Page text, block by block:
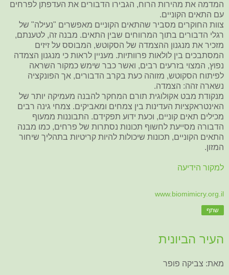
המדמה את מהירות הרוח, הגבירו הדבורים את העדפתן לפרחים
עם התאים הקוניים.
צוות החוקרים מסביר שהתאים הקוניים מאפשרים "נעילה" של
רגלי הדבורים בתוך המרווחים שבין התאים. מבנה זה, לטענתם,
מזכיר את מנגנון ההצמדה של הסקוטש, המבוסס על זיזים
המסתבכים בין לולאות פרוותיות. מעניין לראות כי מנגנון הצמדה
נפוץ, המצוי בזרעים רבים, ואשר כבר שימש כמקור השראה
לפיתוח הסקוטש, מזוהה כעת בקרב הדבורים, אך הפונקציה
נשארה זהה: הצמדה.
מנקודת מבט אקולוגית תורם המחקר להבנה מעמיקה יותר של
האינטראקציות העדינות בין צמחים ומאביקים. צמחי גינה רבים
מכילים תאים קוניים, וכעת ידוע תפקידם. התבוננות ממעוף
הדבורה מסייעת לחשוף תכונות נסתרות של פרחים, כמו מבנה
התאים הקוניים, תכונות שיכולות להיות קריטיות בתהליך שיחור
המזון.
למקור הידיעה
www.biomimicry.org.il
שתף
העיר הביונית
מאת: צביקה פופר